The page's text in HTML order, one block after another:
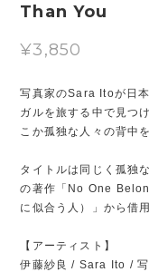
Than You
¥3,850
写真家のSara Itoが日
ガルを旅する中で見つ
こか孤独な人々の背中
タイトルは同じく孤独
の著作「No One
に似合う人）」から借
【アーティスト】
伊藤紗良 / Sara Ito / 写